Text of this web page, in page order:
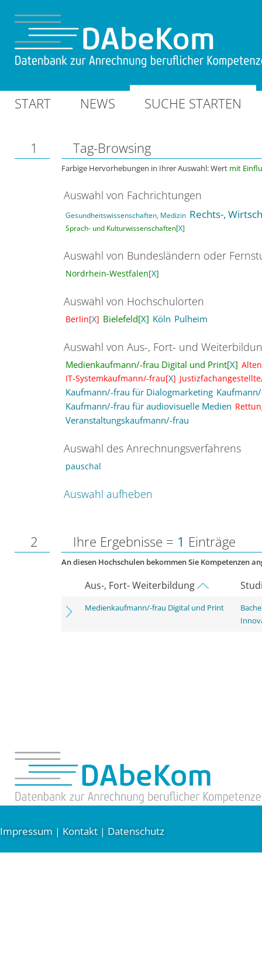
START NEWS SUCHE STARTEN
1 Tag-Browsing
Farbige Hervorhebungen in Ihrer Auswahl: Wert mit
Auswahl von Fachrichtungen
Gesundheitswissenschaften, Medizin Rechts-,
Sprach- und Kulturwissenschaften[X]
Auswahl von Bundesländern oder
Nordrhein-Westfalen[X]
Auswahl von Hochschulorten
Berlin[X] Bielefeld[X] Köln Pulheim
Auswahl von Aus-, Fort- und
Medienkaufmann/-frau Digital und Print[X]
IT-Systemkaufmann/-frau[X]
Kaufmann/-frau für Dialogmarketing
Kaufmann/-frau für audiovisuelle Medien
Veranstaltungskaufmann/-frau
Auswahl des Anrechnungsverfahrens
pauschal
Auswahl aufheben
2 Ihre Ergebnisse = 1 Einträge
An diesen Hochschulen bekommen Sie Kompetenzen
Aus-, Fort- Weiterbildung
Medienkaufmann/-frau Digital und Print
Impressum | Kontakt | Datenschutz